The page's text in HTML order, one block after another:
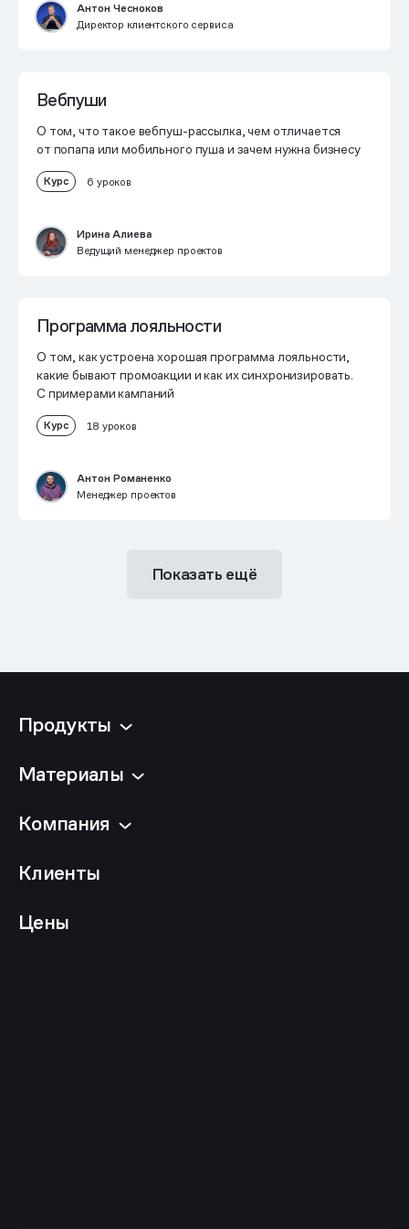
Антон Чесноков
Директор клиентского сервиса
Вебпуши
О том, что такое вебпуш-рассылка, чем отличается
от попапа или мобильного пуша и зачем нужна бизнесу
Курс 6 уроков
Ирина Алиева
Ведущий менеджер проектов
Программа лояльности
О том, как устроена хорошая программа лояльности,
какие бывают промоакции и как их синхронизировать.
С примерами кампаний
Курс 18 уроков
Антон Романенко
Менеджер проектов
Показать ещё
Продукты
Материалы
Компания
Клиенты
Цены